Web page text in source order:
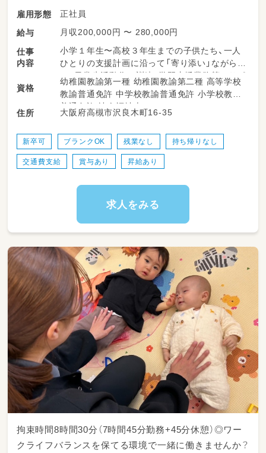
雇用形態
正社員
給与
月収200,000円 〜 280,000円
仕事
内容
小学１年生〜高校３年生までの子供たち、一人
ひとりの支援計画に沿って「寄り添い」ながら
の、日常生活動作の訓練、学習支援業務等のサポ
ート業務
■簡単なルールのあるボードゲーム
物などの工作
■体育館や公園で身体を動かしたり、近所へお散
歩や買い物
●お子さまへの療育支援
●活動記録の作成
●保護者さまとの連携・サポート
●各種事務処理 など
資格
幼稚園教諭第一種 幼稚園教諭第二種 高等学校
教諭普通免許 中学校教諭普通免許 小学校教諭
普通免許 社会福祉士
住所 大阪府高槻市沢良木町16-35
新卒可 ブランクOK 残業なし 持ち帰りなし
交通費支給 賞与あり 昇給あり
求人をみる
拘束時間8時間30分（7時間45分勤務+45分休憩）◎ワー
クライフバランスを保てる環境で一緒に働きませんか？